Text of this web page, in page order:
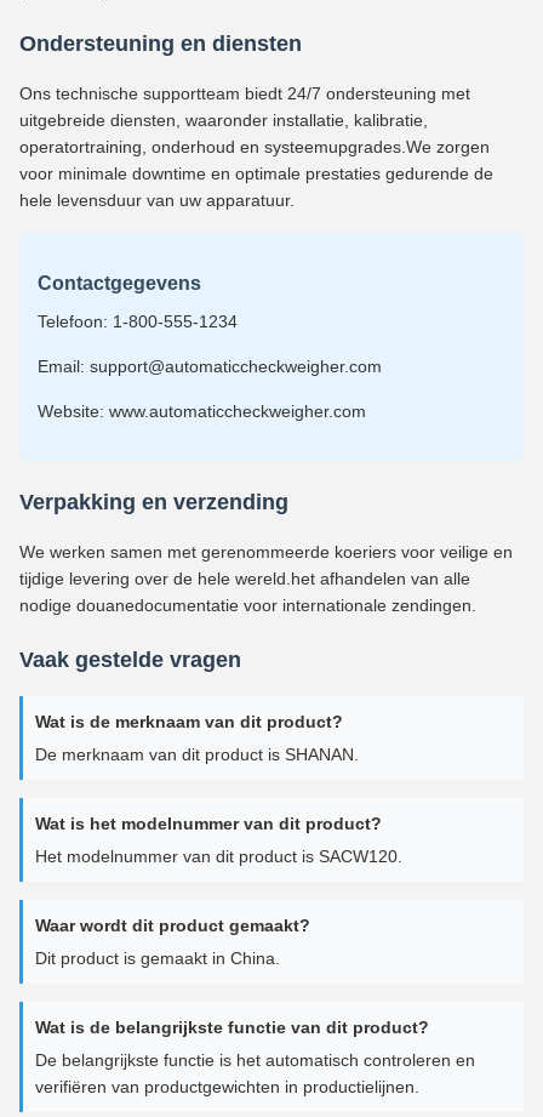
Ondersteuning en diensten
Ons technische supportteam biedt 24/7 ondersteuning met
uitgebreide diensten, waaronder installatie, kalibratie,
operatortraining, onderhoud en systeemupgrades.We zorgen
voor minimale downtime en optimale prestaties gedurende de
hele levensduur van uw apparatuur.
Contactgegevens
Telefoon: 1-800-555-1234
Email: support@automaticcheckweigher.com
Website: www.automaticcheckweigher.com
Verpakking en verzending
We werken samen met gerenommeerde koeriers voor veilige en
tijdige levering over de hele wereld.het afhandelen van alle
nodige douanedocumentatie voor internationale zendingen.
Vaak gestelde vragen
Wat is de merknaam van dit product?
De merknaam van dit product is SHANAN.
Wat is het modelnummer van dit product?
Het modelnummer van dit product is SACW120.
Waar wordt dit product gemaakt?
Dit product is gemaakt in China.
Wat is de belangrijkste functie van dit product?
De belangrijkste functie is het automatisch controleren en
verifiëren van productgewichten in productielijnen.